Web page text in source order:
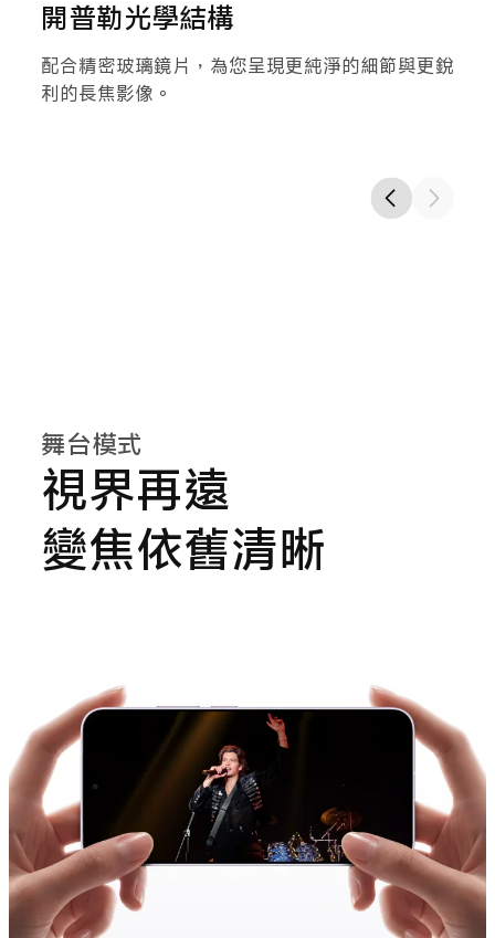
開普勒光學結構
配合精密玻璃鏡片，為您呈現更純淨的細節與更銳
利的長焦影像。
舞台模式
視界再遠
變焦依舊清晰